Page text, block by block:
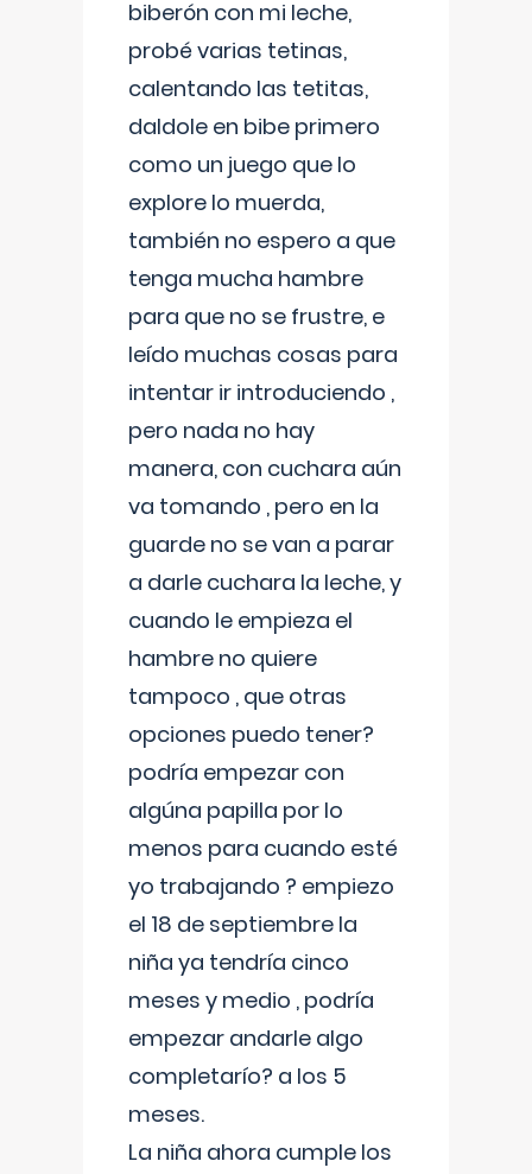
biberón con mi leche,
probé varias tetinas,
calentando las tetitas,
daldole en bibe primero
como un juego que lo
explore lo muerda,
también no espero a que
tenga mucha hambre
para que no se frustre, e
leído muchas cosas para
intentar ir introduciendo ,
pero nada no hay
manera, con cuchara aún
va tomando , pero en la
guarde no se van a parar
a darle cuchara la leche, y
cuando le empieza el
hambre no quiere
tampoco , que otras
opciones puedo tener?
podría empezar con
algúna papilla por lo
menos para cuando esté
yo trabajando ? empiezo
el 18 de septiembre la
niña ya tendría cinco
meses y medio , podría
empezar andarle algo
completarío? a los 5
meses.
La niña ahora cumple los